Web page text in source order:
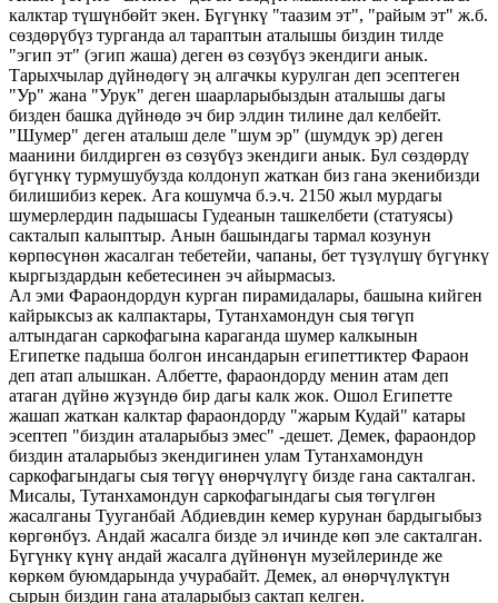
калктар түшүнбөйт экен. Бүгүнкү "таазим эт", "райым эт" ж.б.
сөздөрүбүз турганда ал тараптын аталышы биздин тилде
"эгип эт" (эгип жаша) деген өз сөзүбүз экендиги анык.
Тарыхчылар дүйнөдөгү эң алгачкы курулган деп эсептеген
"Ур" жана "Урук" деген шаарларыбыздын аталышы дагы
бизден башка дүйнөдө эч бир элдин тилине дал келбейт.
"Шумер" деген аталыш деле "шум эр" (шумдук эр) деген
маанини билдирген өз сөзүбүз экендиги анык. Бул сөздөрдү
бүгүнкү турмушубузда колдонуп жаткан биз гана экенибизди
билишибиз керек. Ага кошумча б.э.ч. 2150 жыл мурдагы
шумерлердин падышасы Гудеанын ташкелбети (статуясы)
сакталып калыптыр. Анын башындагы тармал козунун
көрпөсүнөн жасалган тебетейи, чапаны, бет түзүлүшү бүгүнкү
кыргыздардын кебетесинен эч айырмасыз.
Ал эми Фараондордун курган пирамидалары, башына кийген
кайрыксыз ак калпактары, Тутанхамондун сыя төгүп
алтындаган саркофагына караганда шумер калкынын
Египетке падыша болгон инсандарын египеттиктер Фараон
деп атап алышкан. Албетте, фараондорду менин атам деп
атаган дүйнө жүзүндө бир дагы калк жок. Ошол Египетте
жашап жаткан калктар фараондорду "жарым Кудай" катары
эсептеп "биздин аталарыбыз эмес" -дешет. Демек, фараондор
биздин аталарыбыз экендигинен улам Тутанхамондун
саркофагындагы сыя төгүү өнөрчүлүгү бизде гана сакталган.
Мисалы, Тутанхамондун саркофагындагы сыя төгүлгөн
жасалганы Тууганбай Абдиевдин кемер курунан бардыгыбыз
көргөнбүз. Андай жасалга бизде эл ичинде көп эле сакталган.
Бүгүнкү күнү андай жасалга дүйнөнүн музейлеринде же
көркөм буюмдарында учурабайт. Демек, ал өнөрчүлүктүн
сырын биздин гана аталарыбыз сактап келген.